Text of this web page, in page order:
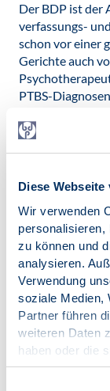
Diese
Wir verwenden
personalisieren,
zu können und
analysieren.
Verwendung
soziale Medien,
Partner führen
weiteren Daten
haben oder die
gesammelt
Der BDP ist der
verfassungs-
schon vor einer
Gerichte auch
PTBS-
zu beurteilende
Fachärztinnen
Finanzierung
Veröffentlicht am:
11.12.2019
Kategorien:
Resolution